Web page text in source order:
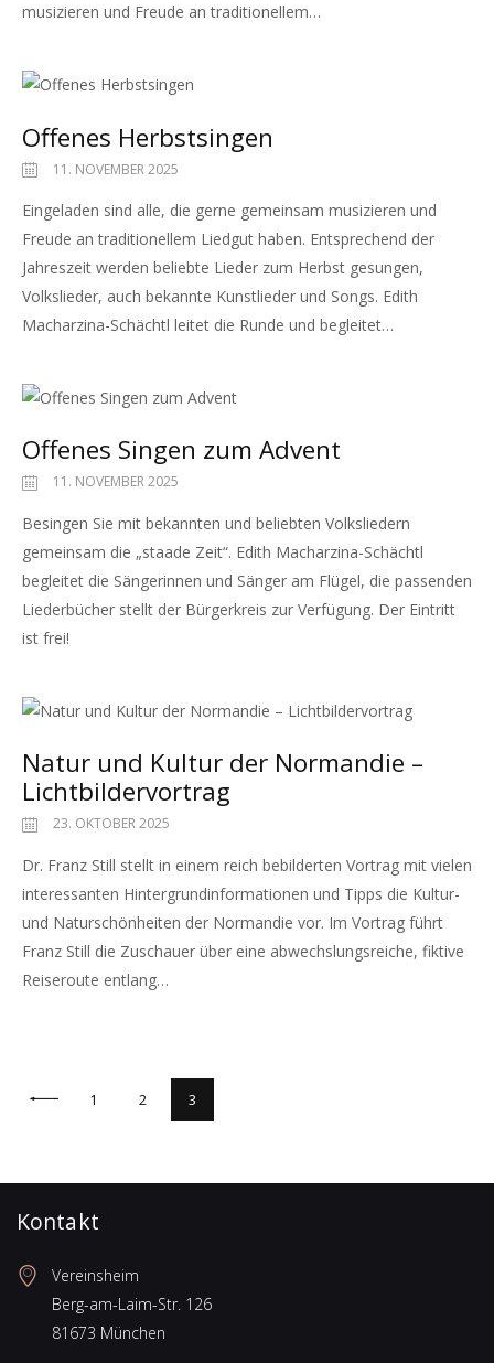
musizieren und Freude an traditionellem…
Offenes Herbstsingen
11. NOVEMBER 2025
Eingeladen sind alle, die gerne gemeinsam musizieren und
Freude an traditionellem Liedgut haben. Entsprechend der
Jahreszeit werden beliebte Lieder zum Herbst gesungen,
Volkslieder, auch bekannte Kunstlieder und Songs. Edith
Macharzina-Schächtl leitet die Runde und begleitet…
Offenes Singen zum Advent
11. NOVEMBER 2025
Besingen Sie mit bekannten und beliebten Volksliedern
gemeinsam die „staade Zeit“. Edith Macharzina-Schächtl
begleitet die Sängerinnen und Sänger am Flügel, die passenden
Liederbücher stellt der Bürgerkreis zur Verfügung. Der Eintritt
ist frei!
Natur und Kultur der Normandie –
Lichtbildervortrag
23. OKTOBER 2025
Dr. Franz Still stellt in einem reich bebilderten Vortrag mit vielen
interessanten Hintergrundinformationen und Tipps die Kultur-
und Naturschönheiten der Normandie vor. Im Vortrag führt
Franz Still die Zuschauer über eine abwechslungsreiche, fiktive
Reiseroute entlang…
Seitennummerierung
SEITE
1 SEITE
2 SEITE
3
Kontakt
Vereinsheim
Berg-am-Laim-Str. 126
81673 München